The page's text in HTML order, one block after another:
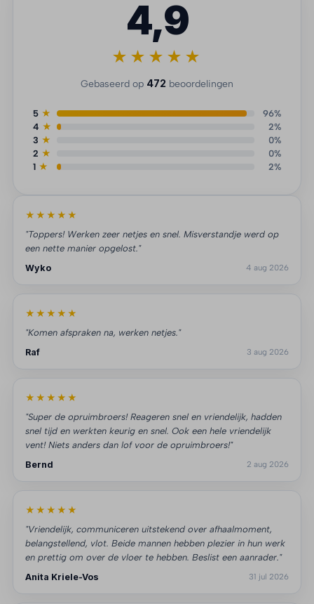
4,9
★★★★★
Gebaseerd op 472 beoordelingen
5 ★
96%
4 ★
2%
3 ★
0%
2 ★
0%
1 ★ 2%
★★★★★
"Toppers! Werken zeer netjes en snel. Misverstandje werd op
een nette manier opgelost."
Wyko
4 aug 2026
★★★★★
"Komen afspraken na, werken netjes."
Raf
3 aug 2026
★★★★★
"Super de opruimbroers! Reageren snel en vriendelijk, hadden
snel tijd en werkten keurig en snel. Ook een hele vriendelijk
vent! Niets anders dan lof voor de opruimbroers!"
Bernd
2 aug 2026
★★★★★
"Vriendelijk, communiceren uitstekend over afhaalmoment,
belangstellend, vlot. Beide mannen hebben plezier in hun werk
en prettig om over de vloer te hebben. Beslist een aanrader."
Anita Kriele-Vos
31 jul 2026